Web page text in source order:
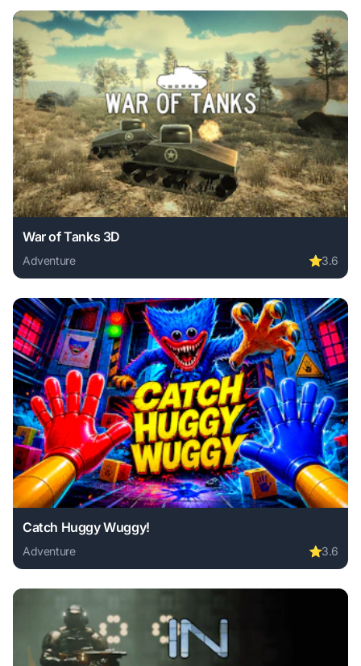
War of Tanks 3D
Adventure ⭐3.6
Play War of Tanks 3D online free. adventure game, no
Catch Huggy Wuggy!
Adventure ⭐3.6
Play Catch Huggy Wuggy! online free. adventure game,